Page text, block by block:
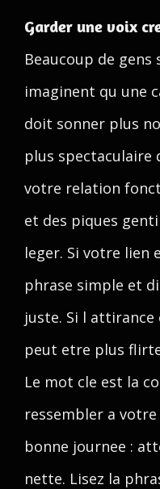
Garder une voix
Beaucoup de
imaginent qu une
doit sonner plus
plus spectaculaire
votre relation
et des piques
leger. Si votre lien
phrase simple et
juste. Si l
peut etre plus
Le mot cle est la
ressembler a
bonne journee :
nette. Lisez la